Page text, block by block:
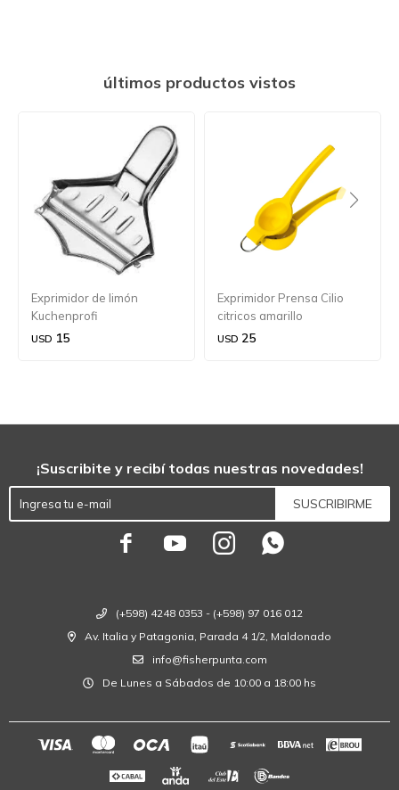
últimos productos vistos
Exprimidor de limón
Kuchenprofi
USD 15
Exprimidor Prensa Cilio
citricos amarillo
USD 25
(+598) 4248 0353 - (+598) 97 016 012
Av. Italia y Patagonia, Parada 4 1/2, Maldonado
info@fisherpunta.com
De Lunes a Sábados de 10:00 a 18:00 hs
¡Suscribite y recibí todas nuestras novedades!
SUSCRIBIRME
   